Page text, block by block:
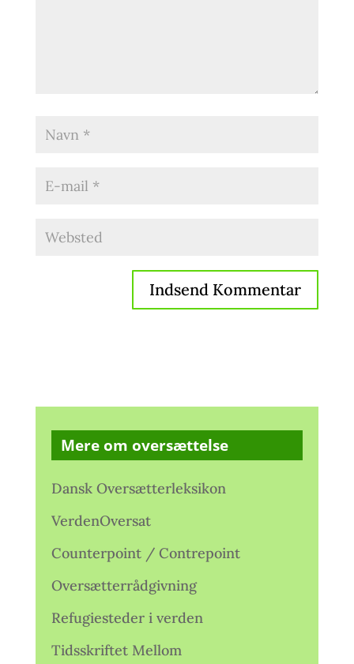
Mere om oversættelse
Dansk Oversætterleksikon
VerdenOversat
Counterpoint / Contrepoint
Oversætterrådgivning
Refugiesteder i verden
Tidsskriftet Mellom